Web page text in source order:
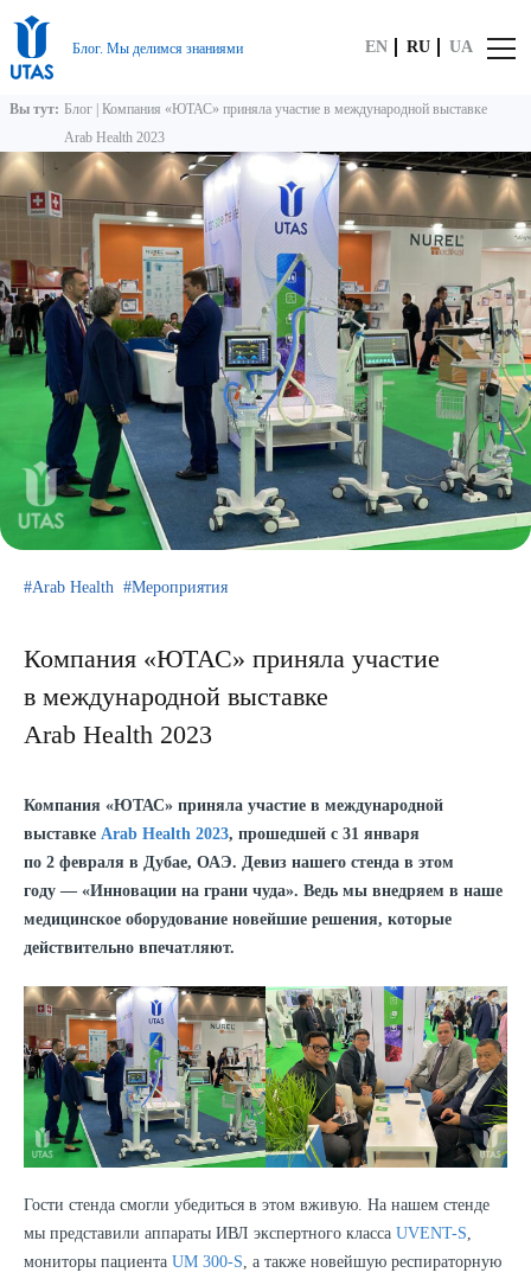
Блог. Мы делимся знаниями EN RU UA
Вы тут: Блог Компания «ЮТАС» приняла участие в международной выставке
Arab Health 2023
Arab Health Мероприятия
Компания «ЮТАС» приняла участие
в международной выставке
Arab Health 2023
Компания «ЮТАС» приняла участие в международной
выставке Arab Health 2023, прошедшей с 31 января
по 2 февраля в Дубае, ОАЭ. Девиз нашего стенда в этом
году — «Инновации на грани чуда». Ведь мы внедряем в наше
медицинское оборудование новейшие решения, которые
действительно впечатляют.
Гости стенда смогли убедиться в этом вживую. На нашем стенде
мы представили аппараты ИВЛ экспертного класса UVENT-S
мониторы пациента UM 300-S , а также новейшую респираторную